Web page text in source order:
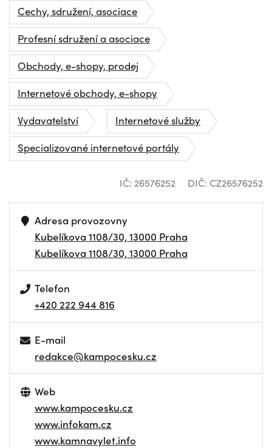
Cechy, sdružení, asociace
Profesní sdružení a asociace
Obchody, e-shopy, prodej
Internetové obchody, e-shopy
Vydavatelství
Internetové služby
Specializované internetové portály
IČ: 26576252 DIČ: CZ26576252
Adresa provozovny
Kubelíkova 1108/30, 13000 Praha
Kubelíkova 1108/30, 13000 Praha
Telefon
+420 222 944 816
E-mail
redakce@kampocesku.cz
Web
www.kampocesku.cz
www.infokam.cz
www.kamnavylet.info